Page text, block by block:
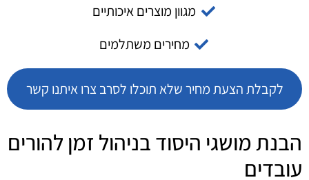
מגוון מוצרים איכותיים
מחירים משתלמים
לקבלת הצעת מחיר שלא תוכלו לסרב צרו איתנו קשר
הבנת מושגי היסוד בניהול זמן להורים
עובדים